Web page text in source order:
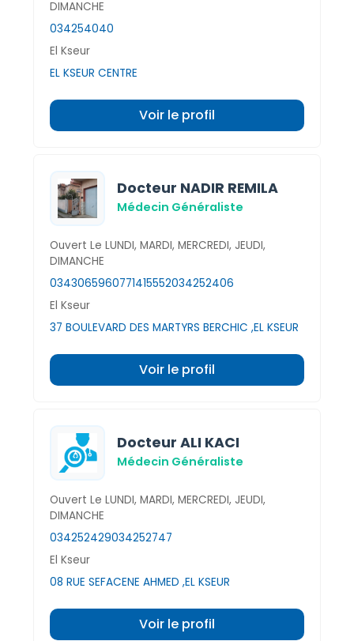
DIMANCHE
034254040
El Kseur
EL KSEUR CENTRE
Voir le profil
Docteur NADIR REMILA
Médecin Généraliste
Ouvert Le LUNDI, MARDI, MERCREDI, JEUDI,
DIMANCHE
0343065960771415552034252406
El Kseur
37 BOULEVARD DES MARTYRS BERCHIC ,EL KSEUR
Voir le profil
Docteur ALI KACI
Médecin Généraliste
Ouvert Le LUNDI, MARDI, MERCREDI, JEUDI,
DIMANCHE
034252429034252747
El Kseur
08 RUE SEFACENE AHMED ,EL KSEUR
Voir le profil